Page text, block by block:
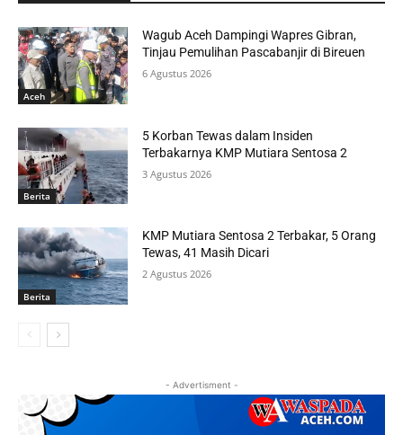
Aceh
Wagub Aceh Dampingi Wapres Gibran,
Tinjau Pemulihan Pascabanjir di Bireuen
6 Agustus 2026
Berita
5 Korban Tewas dalam Insiden
Terbakarnya KMP Mutiara Sentosa 2
3 Agustus 2026
Berita
KMP Mutiara Sentosa 2 Terbakar, 5 Orang
Tewas, 41 Masih Dicari
2 Agustus 2026
- Advertisment -